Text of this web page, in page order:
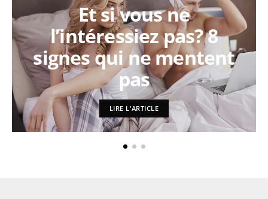
Et si vous ne
l’intéressiez pas? 8
signes qui ne mentent
pas
LIRE L'ARTICLE